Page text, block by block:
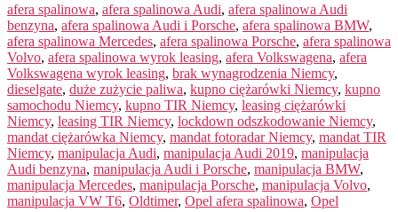
afera spalinowa, afera spalinowa Audi, afera spalinowa Audi
benzyna, afera spalinowa Audi i Porsche, afera spalinowa BMW,
afera spalinowa Mercedes, afera spalinowa Porsche, afera spalinowa
Volvo, afera spalinowa wyrok leasing, afera Volkswagena, afera
Volkswagena wyrok leasing, brak wynagrodzenia Niemcy,
dieselgate, duże zużycie paliwa, kupno ciężarówki Niemcy, kupno
samochodu Niemcy, kupno TIR Niemcy, leasing ciężarówki
Niemcy, leasing TIR Niemcy, lockdown odszkodowanie Niemcy,
mandat ciężarówka Niemcy, mandat fotoradar Niemcy, mandat TIR
Niemcy, manipulacja Audi, manipulacja Audi 2019, manipulacja
Audi benzyna, manipulacja Audi i Porsche, manipulacja BMW,
manipulacja Mercedes, manipulacja Porsche, manipulacja Volvo,
manipulacja VW T6, Oldtimer, Opel afera spalinowa, Opel